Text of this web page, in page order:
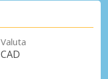
Valuta
CAD